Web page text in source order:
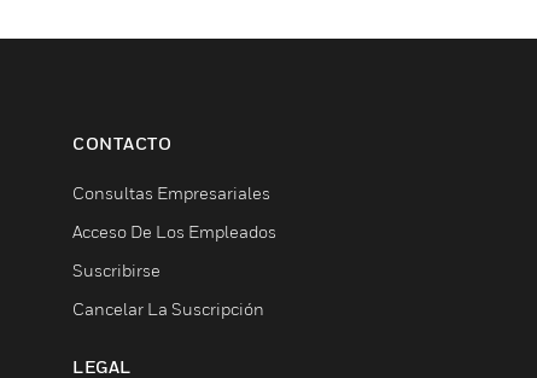
CONTACTO
Consultas Empresariales
Acceso De Los Empleados
Suscribirse
Cancelar La Suscripción
LEGAL